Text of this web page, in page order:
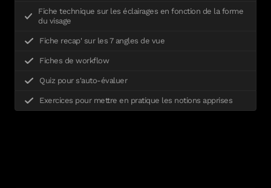
Fiche technique sur les éclairages en fonction de la forme
du visage
Fiche recap' sur les 7 angles de vue
Fiches de workflow
Quiz pour s'auto-évaluer
Exercices pour mettre en pratique les notions apprises